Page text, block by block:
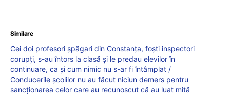
Similare
Cei doi profesori șpăgari din Constanța, foști inspectori
corupți, s-au întors la clasă și le predau elevilor în
continuare, ca și cum nimic nu s-ar fi întâmplat /
Conducerile școlilor nu au făcut niciun demers pentru
sancționarea celor care au recunoscut că au luat mită